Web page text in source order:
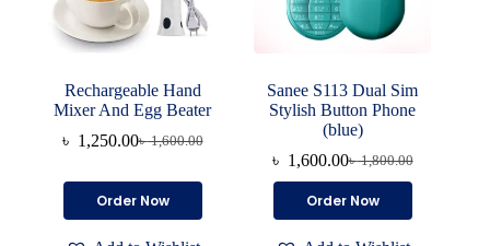
Rechargeable Hand
Mixer And Egg Beater
৳1,600.00
Original
৳ 1,600.00.
৳ 1,250.00Current
৳ 1,250.00.
Order Now
Sanee S113 Dual Sim
Stylish Button Phone
(blue)
৳1,800.00
Original
was:
৳ 1,600.00Current
is:
Order Now